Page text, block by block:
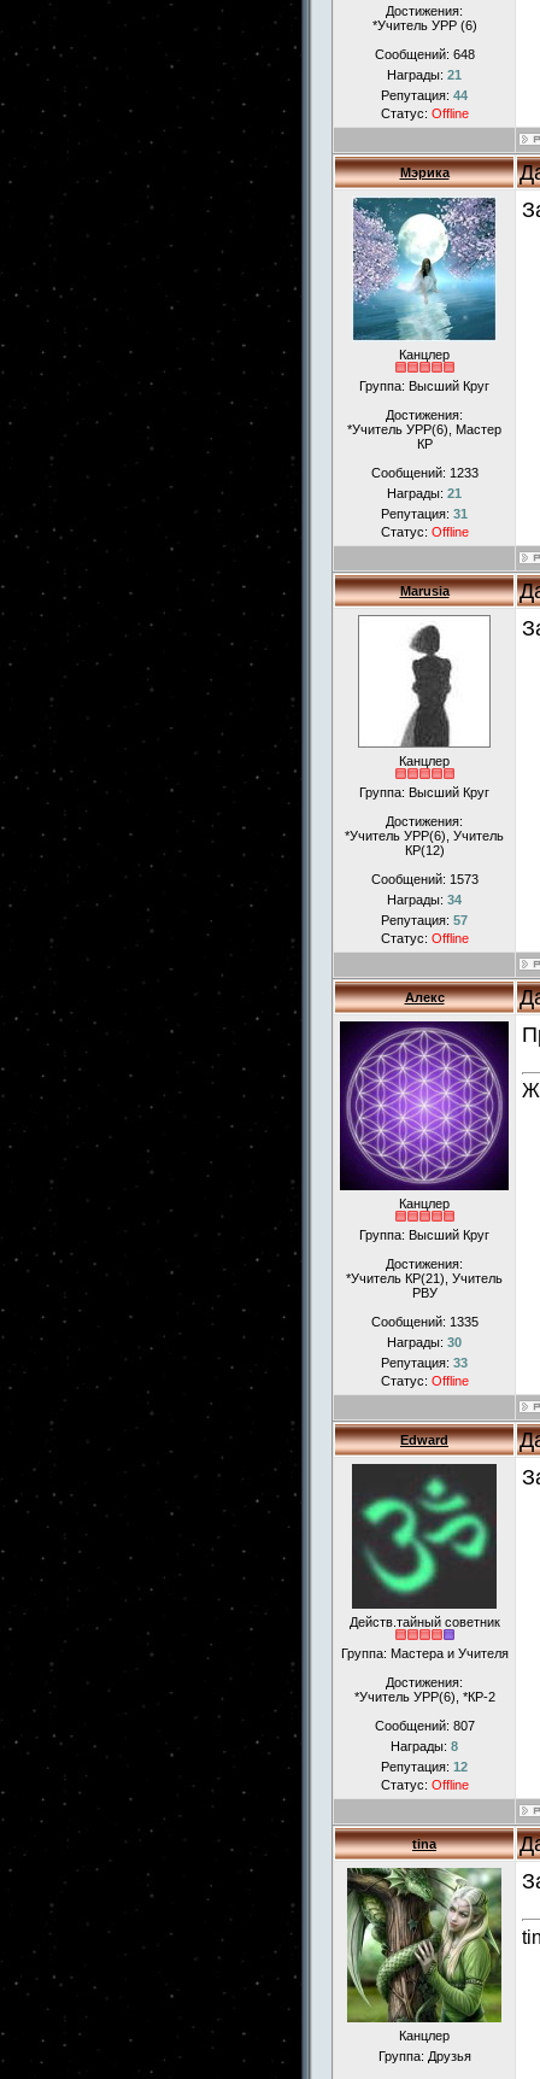
Достижения:
*Учитель УРР (6)
Сообщений: 648
Награды: 21
Репутация: 44
Статус: Offline
Мэрика
Канцлер
Группа: Высший Круг
Достижения:
*Учитель УРР(6), Мастер
КР
Сообщений: 1233
Награды: 21
Репутация: 31
Статус: Offline
Marusia
Канцлер
Группа: Высший Круг
Достижения:
*Учитель УРР(6), Учитель
КР(12)
Сообщений: 1573
Награды: 34
Репутация: 57
Статус: Offline
Алекс
Канцлер
Группа: Высший Круг
Достижения:
*Учитель КР(21), Учитель
РВУ
Сообщений: 1335
Награды: 30
Репутация: 33
Статус: Offline
Edward
Действ.тайный советник
Группа: Мастера и Учителя
Достижения:
*Учитель УРР(6), *КР-2
Сообщений: 807
Награды: 8
Репутация: 12
Статус: Offline
tina
Канцлер
Группа: Друзья